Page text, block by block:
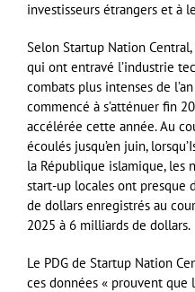
investisseurs étrangers et à
Selon Startup Nation Central,
qui ont entravé l’industrie
combats plus intenses de
commencé à s’atténuer fin
accélérée cette année. Au
écoulés jusqu’en juin,
la République islamique, les
start-up locales ont presque
de dollars enregistrés au
2025 à 6 milliards de dollars.
Le PDG de Startup Nation
ces données « prouvent